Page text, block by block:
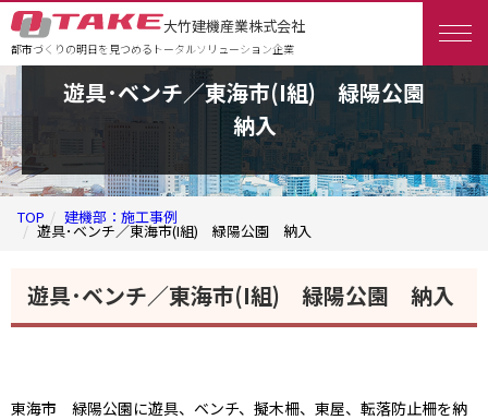
大竹建機産業株式会社
都市づくりの明日を見つめるトータルソリューション企業
遊具･ベンチ／東海市(I組) 緑陽公園
納入
TOP 建機部：施工事例
遊具･ベンチ／東海市(I組) 緑陽公園 納入
遊具･ベンチ／東海市(I組) 緑陽公園 納入
東海市 緑陽公園に遊具、ベンチ、擬木柵、東屋、転落防止柵を納